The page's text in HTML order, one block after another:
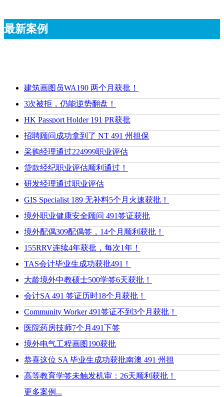
最新案例
建筑画图员WA190 两个月获批！
3次被拒，仍能逆势翻盘！
HK Passport Holder 191 PR获批
招聘顾问成功拿到了 NT 491 州担保
采购经理通过224999职业评估
贷款经纪职业评估顺利通过！
研发经理通过职业评估
GIS Specialist 189 无补料5个月火速获批！
境外职业健康安全顾问 491签证获批
境外配偶309配偶签，14个月顺利获批！
155RRV连续4年获批，每次1年！
TAS会计毕业生成功获批491！
大龄境外中教硕士500学签6天获批！
会计SA 491 签证历时18个月获批！
Community Worker 491签证不到3个月获批！
医院药房技师7个月491下签
境外电气工程画图190获批
恭喜这位 SA 毕业生成功获批南澳 491 州担
高等教育学签未触发机审：26天顺利获批！
更多案例...